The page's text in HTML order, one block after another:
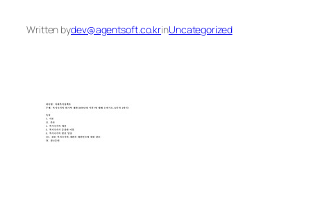
Written bydev@agentsoft.co.krinUncategorized